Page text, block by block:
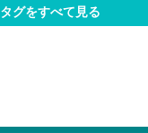
タグをすべて見る